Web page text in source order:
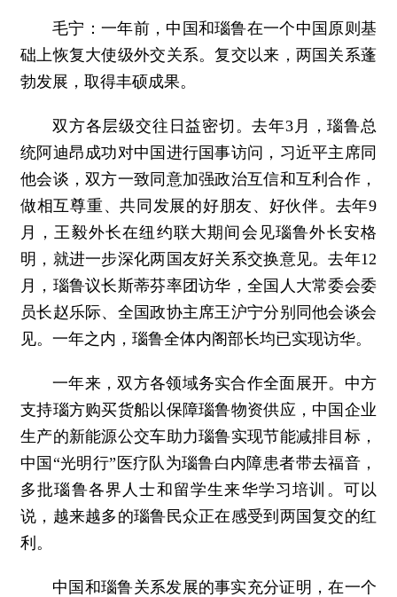
毛宁：一年前，中国和瑙鲁在一个中国原则基
础上恢复大使级外交关系。复交以来，两国关系蓬
勃发展，取得丰硕成果。
双方各层级交往日益密切。去年3月，瑙鲁总
统阿迪昂成功对中国进行国事访问，习近平主席同
他会谈，双方一致同意加强政治互信和互利合作，
做相互尊重、共同发展的好朋友、好伙伴。去年9
月，王毅外长在纽约联大期间会见瑙鲁外长安格
明，就进一步深化两国友好关系交换意见。去年12
月，瑙鲁议长斯蒂芬率团访华，全国人大常委会委
员长赵乐际、全国政协主席王沪宁分别同他会谈会
见。一年之内，瑙鲁全体内阁部长均已实现访华。
一年来，双方各领域务实合作全面展开。中方
支持瑙方购买货船以保障瑙鲁物资供应，中国企业
生产的新能源公交车助力瑙鲁实现节能减排目标，
中国“光明行”医疗队为瑙鲁白内障患者带去福音，
多批瑙鲁各界人士和留学生来华学习培训。可以
说，越来越多的瑙鲁民众正在感受到两国复交的红
利。
中国和瑙鲁关系发展的事实充分证明，在一个